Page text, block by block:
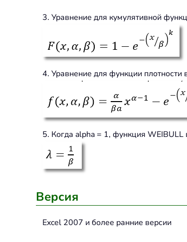
3. Уравнение для кумулятивной
4. Уравнение для функции плотности
5. Когда alpha = 1, функция
Версия
Excel 2007 и более ранние версии